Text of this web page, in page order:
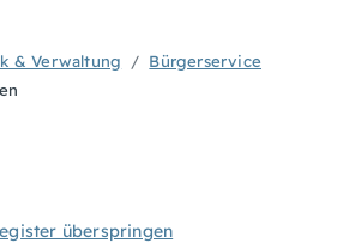
& Verwaltung
Bürgerservice
überspringen